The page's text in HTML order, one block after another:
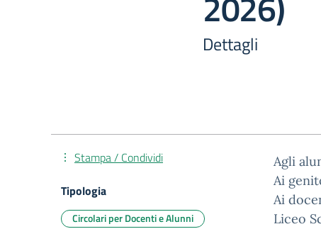
Dettagli
Agli
Ai
Ai
Liceo
Stampa / Condividi
Tipologia
Circolari per Docenti e Alunni